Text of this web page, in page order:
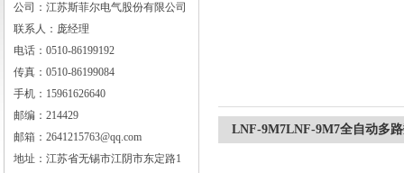
江苏斯菲尔电气股份有限公司
公司：江苏斯菲尔电气股份有限公司
联系人：庞经理
电话：0510-86199192
传真：0510-86199084
手机：15961626640
邮编：214429
邮箱：2641215763@qq.com
地址：江苏省无锡市江阴市东定路1
LNF-9M7LNF-9M7全自动多